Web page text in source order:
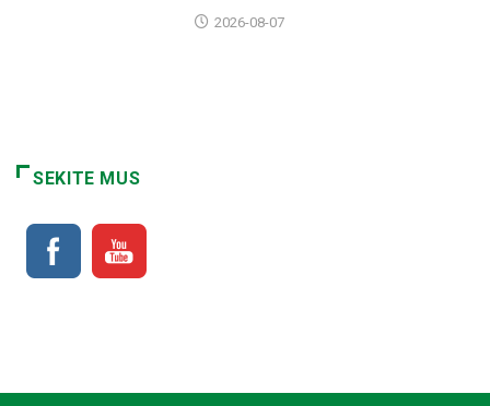
2026-08-07
SEKITE MUS